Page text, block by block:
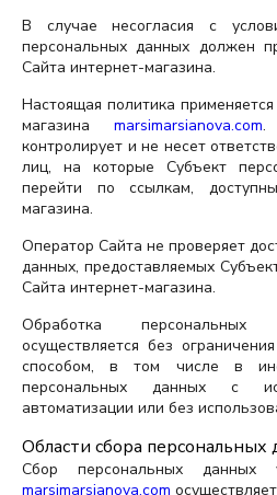
В случае несогласия с
персональных данных должен
Сайта интернет-магазина.
Настоящая политика
магазинаmarsimarsianova.com.
контролирует и не несет
лиц, на которые Субъект
перейти по ссылкам,
магазина.
Оператор Сайта не проверяет
данных, предоставляемых
Сайта интернет-магазина.
Обработка
осуществляется без
способом, в том числе в
персональных данных с
автоматизации или без
Области сбора персональных
Сбор персональных данных
marsimarsianova.com